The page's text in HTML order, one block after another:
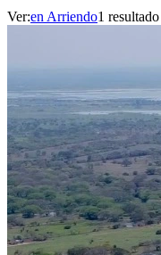
Ver:en Arriendo1 resultado